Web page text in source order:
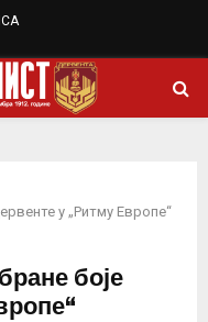
у „Ритму Европе“
боје